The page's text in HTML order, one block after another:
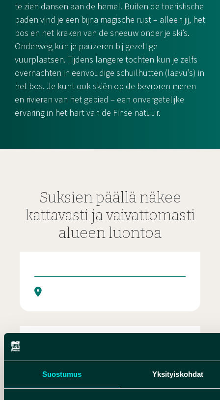
Suostumus Yksityiskohdat
te zien dansen aan de hemel. Buiten de toeristische
paden vind je een bijna magische rust – alleen jij, het
bos en het kraken van de sneeuw onder je ski’s.
Onderweg kun je pauzeren bij gezellige
vuurplaatsen. Tijdens langere tochten kun je zelfs
overnachten in eenvoudige schuilhutten (laavu’s) in
het bos. Je kunt ook skiën op de bevroren meren
en rivieren van het gebied – een onvergetelijke
ervaring in het hart van de Finse natuur.
Suksien päällä näkee
kattavasti ja vaivattomasti
alueen luontoa
Jääkauden jäljillä – Harjun tarina